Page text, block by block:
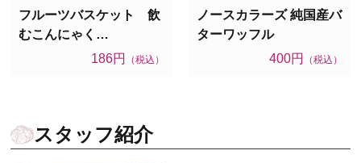
フルーツバスケット 飲
むこんにゃく…
186円
（税込）
ノースカラーズ 純国産バ
ターワッフル
400円
（税込）
スタッフ紹介